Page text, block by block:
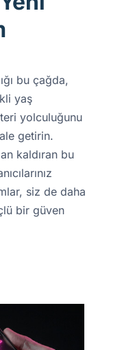
bu çağda,
yaş
yolculuğunu
getirin.
kaldıran bu
siz de daha
bir güven